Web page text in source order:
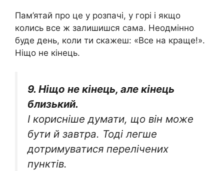
Пам’ятай про це у розпачі, у горі і якщо
колись все ж залишишся сама. Неодмінно
буде день, коли ти скажеш: «Все на краще!».
Ніщо не кінець.
9. Ніщо не кінець, але кінець
близький.
І корисніше думати, що він може
бути й завтра. Тоді легше
дотримуватися перелічених
пунктів.